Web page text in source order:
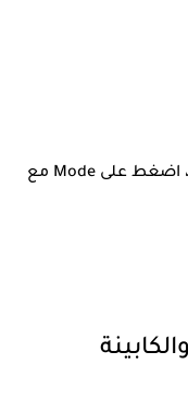
اضغط على Mode مع